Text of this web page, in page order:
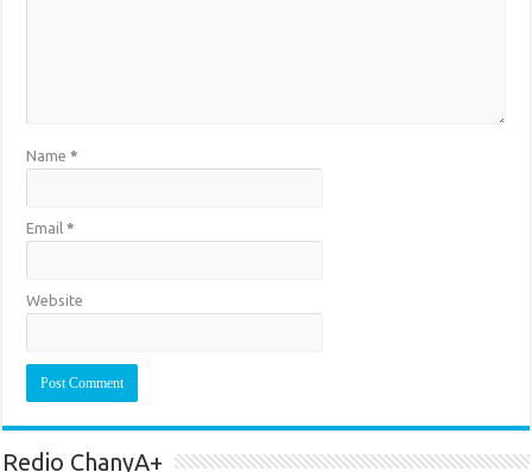
Name*
Email*
Website
Redio ChanyA+